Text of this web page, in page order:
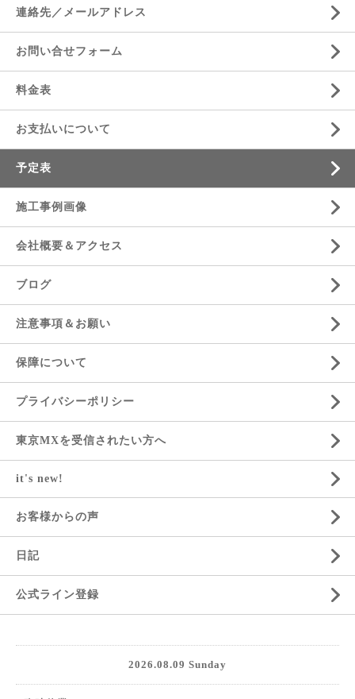
連絡先／メールアドレス
お問い合せフォーム
料金表
お支払いについて
予定表
施工事例画像
会社概要＆アクセス
ブログ
注意事項＆お願い
保障について
プライバシーポリシー
東京MXを受信されたい方へ
it's new!
お客様からの声
日記
公式ライン登録
2026.08.09 Sunday